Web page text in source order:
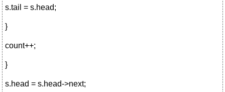
s.tail = s.head;
}
count++;
}
s.head = s.head->next;